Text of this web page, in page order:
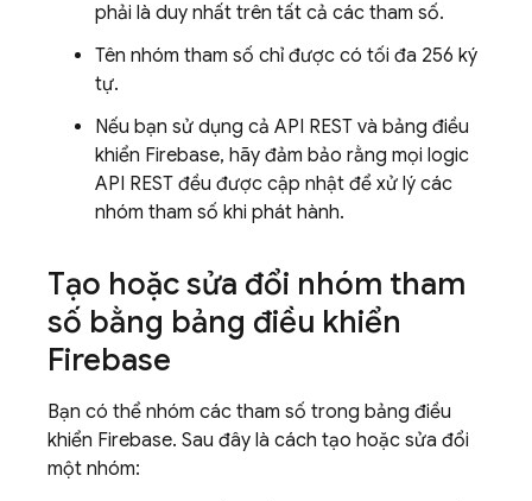
phải là duy nhất trên tất cả các tham số.
Tên nhóm tham số chỉ được có tối đa 256 ký
tự.
Nếu bạn sử dụng cả API REST và bảng điều
khiển Firebase, hãy đảm bảo rằng mọi logic
API REST đều được cập nhật để xử lý các
nhóm tham số khi phát hành.
Tạo hoặc sửa đổi nhóm tham
số bằng bảng điều khiển
Firebase
Bạn có thể nhóm các tham số trong bảng điều
khiển Firebase. Sau đây là cách tạo hoặc sửa đổi
một nhóm: